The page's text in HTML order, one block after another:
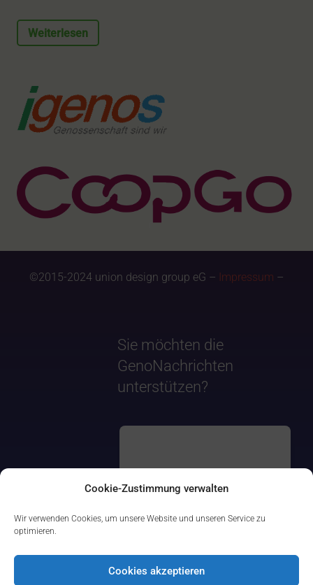
Cookie-Zustimmung verwalten
Wir verwenden Cookies, um unsere Website und unseren Service zu
optimieren.
Cookies akzeptieren
Weiterlesen
©2015-2024 union design group eG – Impressum –
Sie möchten die
GenoNachrichten
unterstützen?